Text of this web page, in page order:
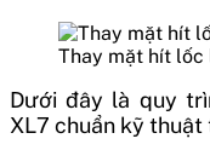
Thay mặt hít lốc
Dưới đây là quy
XL7 chuẩn kỹ thuật